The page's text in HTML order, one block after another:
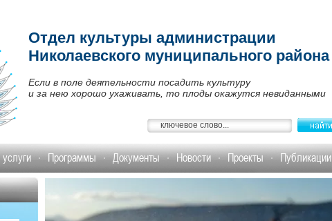
Отдел культуры администрации
Николаевского муниципального района
Если в поле деятельности посадить культуру
и за нею хорошо ухаживать, то плоды окажутся невиданными
Программы Документы Новости Проекты Публикации